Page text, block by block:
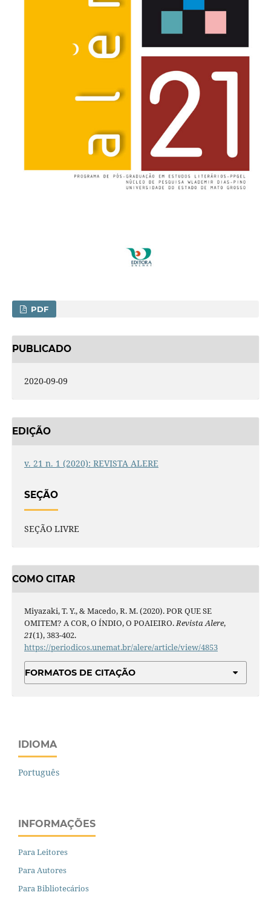
PDF
PUBLICADO
2020-09-09
EDIÇÃO
v. 21 n. 1 (2020): REVISTA ALERE
SEÇÃO
SEÇÃO LIVRE
COMO CITAR
Miyazaki, T. Y., & Macedo, R. M. (2020). POR QUE SE
OMITEM? A COR, O ÍNDIO, O POAIEIRO.Revista Alere,
21(1), 383-402.
https://periodicos.unemat.br/alere/article/view/4853
FORMATOS DE CITAÇÃO
IDIOMA
Português
INFORMAÇÕES
Para Leitores
Para Autores
Para Bibliotecários